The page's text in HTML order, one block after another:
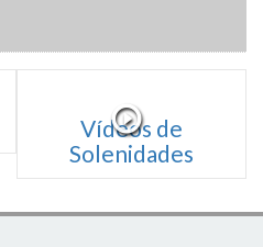
Vídeos de
Solenidades